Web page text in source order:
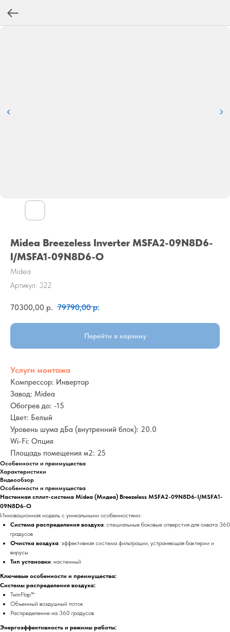
Midea Breezeless Inverter MSFA2-09N8D6-
I/MSFA1-09N8D6-O
Midea
Артикул: 322
70300,00 р. 79790,00 р.
Перейти в корзину
Услуги монтажа
Компрессор: Инвертор
Завод: Midea
Обогрев до: -15
Цвет: Белый
Уровень шума дБа (внутренний блок): 20.0
Wi-Fi: Опция
Площадь помещения м2: 25
Особенности и преимущества
Характеристики
Видеообзор
Особенности и преимущества
Настенная сплит-система Midea (Мидеа) Breezeless MSFA2-09N8D6-I/MSFA1-
09N8D6-O
Инновационная модель с уникальными особенностями:
Система распределения воздуха: специальные боковые отверстия для охвата 360
градусов
Очистка воздуха: эффективная система фильтрации, устраняющая бактерии и
вирусы
Тип установки: настенный
Ключевые особенности и преимущества:
Системы распределения воздуха:
TwinFlap™
Объемный воздушный поток
Распределение на 360 градусов
Энергоэффективность и режимы работы: